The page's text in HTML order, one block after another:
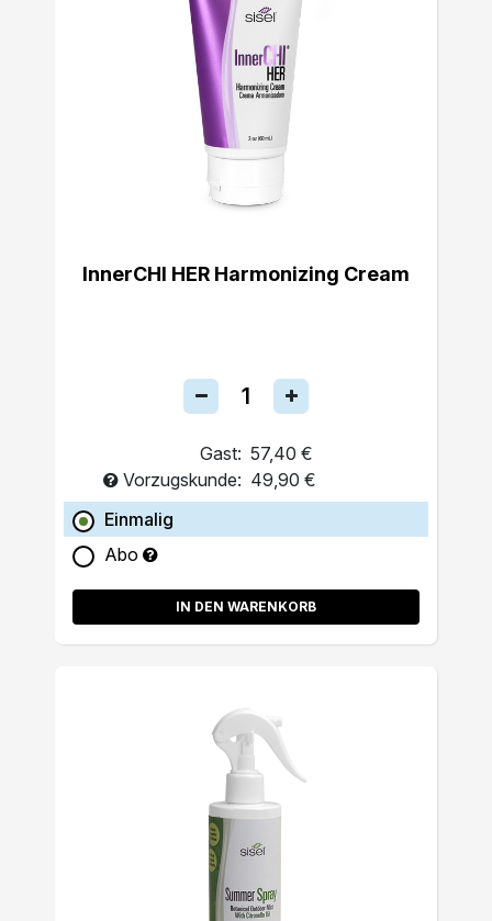
InnerCHI HER Harmonizing Cream
Gast: 57,40 €
Vorzugskunde: 49,90 €
Einmalig
Abo
IN DEN WARENKORB